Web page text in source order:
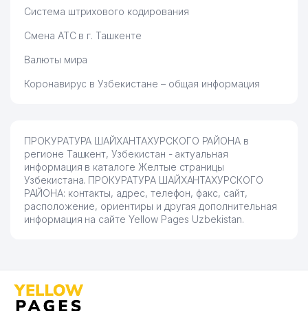
Система штрихового кодирования
Смена АТС в г. Ташкенте
Валюты мира
Коронавирус в Узбекистане – общая информация
ПРОКУРАТУРА ШАЙХАНТАХУРСКОГО РАЙОНА в
регионе Ташкент, Узбекистан - актуальная
информация в каталоге Желтые страницы
Узбекистана. ПРОКУРАТУРА ШАЙХАНТАХУРСКОГО
РАЙОНА: контакты, адрес, телефон, факс, сайт,
расположение, ориентиры и другая дополнительная
информация на сайте Yellow Pages Uzbekistan.